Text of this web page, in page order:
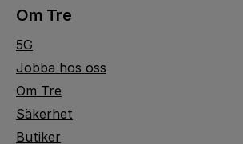
Om Tre
5G
Jobba hos oss
Om Tre
Säkerhet
Butiker